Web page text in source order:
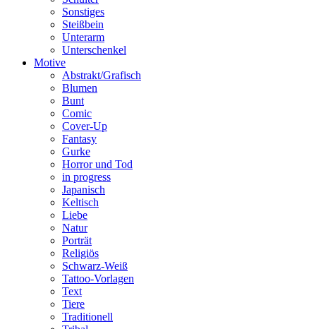
Sonstiges
Steißbein
Unterarm
Unterschenkel
Motive
Abstrakt/Grafisch
Blumen
Bunt
Comic
Cover-Up
Fantasy
Gurke
Horror und Tod
in progress
Japanisch
Keltisch
Liebe
Natur
Porträt
Religiös
Schwarz-Weiß
Tattoo-Vorlagen
Text
Tiere
Traditionell